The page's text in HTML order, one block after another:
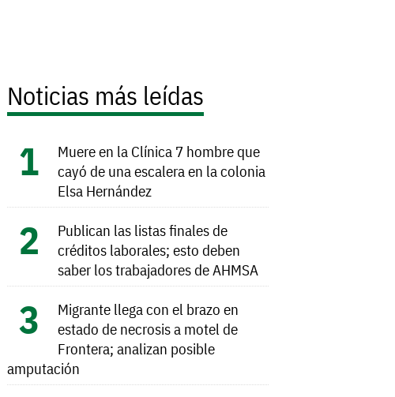
Noticias más leídas
Muere en la Clínica 7 hombre que
cayó de una escalera en la colonia
Elsa Hernández
Publican las listas finales de
créditos laborales; esto deben
saber los trabajadores de AHMSA
Migrante llega con el brazo en
estado de necrosis a motel de
Frontera; analizan posible
amputación